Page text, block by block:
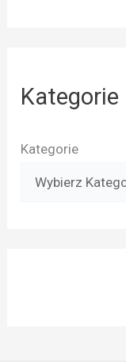
Kategorie
Kategorie